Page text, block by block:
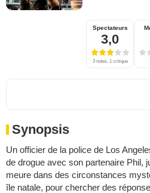
Spectateurs
3,0
3 notes, 1 critique
Synopsis
Un officier de la police de Los
de drogue avec son partenaire Phil,
meure dans des circonstances
île natale, pour chercher des